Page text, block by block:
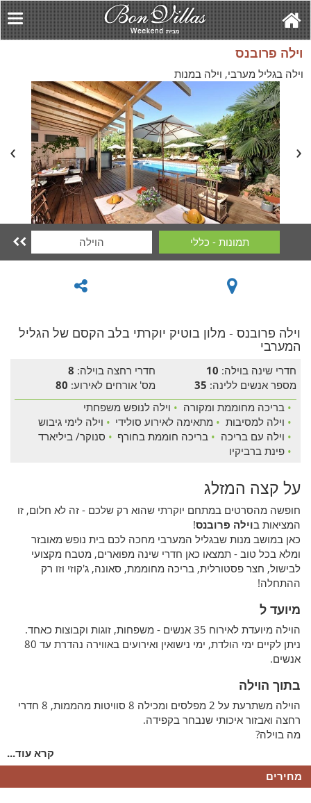
וילה פרובנס
וילה בגליל מערבי, וילה במנות
תמונות - כללי הוילה 
וילה פרובנס - מלון בוטיק יוקרתי בלב הקסם של הגליל
המערבי
חדרי שינה בוילה: 10 חדרי רחצה בוילה: 8
מספר אנשים ללינה: 35 מס' אורחים לאירוע: 80
• בריכה מחוממת ומקורה • וילה לנופש משפחתי
• וילה למסיבות • מתאימה לאירוע סולידי • וילה לימי גיבוש
• וילה עם בריכה • בריכה חוממת בחורף • סנוקר/ ביליארד
• פינת ברביקיו
על קצה המזלג
חופשה מהסרטים במתחם יוקרתי שהוא רק שלכם - זה לא חלום, זו
המציאות בוילה פרובנס!
כאן במושב מנות שבגליל המערבי מחכה לכם בית נופש מאובזר
ומלא בכל טוב - תמצאו כאן חדרי שינה מפוארים, מטבח מקצועי
לבישול, חצר פסטורלית, בריכה מחוממת, סאונה, ג'קוזי וזו רק
ההתחלה!
מיועד ל
הוילה מיועדת לאירוח 35 אנשים - משפחות, זוגות וקבוצות כאחד.
ניתן לקיים ימי הולדת, ימי נישואין ואירועים באווירה נהדרת עד 80
אנשים.
בתוך הוילה
הוילה משתרעת על 2 מפלסים ומכילה 8 סוויטות מהממות, 8 חדרי
רחצה ואבזור איכותי שנבחר בקפידה.
מה בוילה?
מיטה זוגית אורתופדית עם מצעים מלטפים, שידות לילה ומסך
טלוויזיה בכל חדר שינה
תחליבי אמבט ומגבות בכל חדר רחצה
קרא עוד...
מחירים